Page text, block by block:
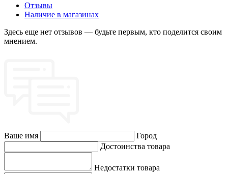
Отзывы
Наличие в магазинах
Здесь еще нет отзывов — будьте первым, кто поделится своим
мнением.
Ваше имя
Город
Достоинства товара
Недостатки товара